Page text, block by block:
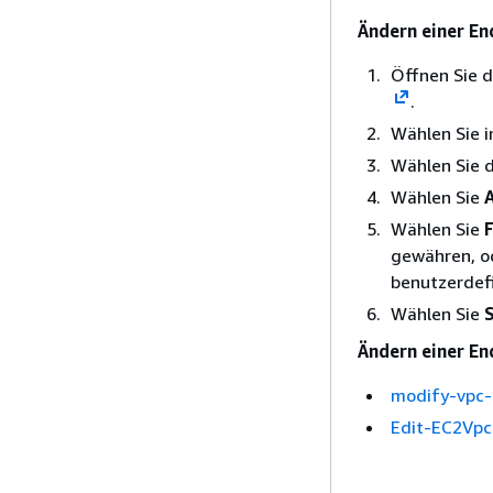
Ändern einer
Öffnen Sie
.
Wählen Sie
Wählen Sie
Wählen Sie
Wählen Sie
gewähren,
Wählen Sie
Ändern einer
modify-
Edit-